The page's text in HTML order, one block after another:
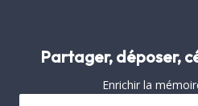
Partager, déposer,
Enrichir la